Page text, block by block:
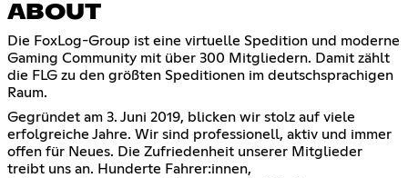
ABOUT
Die FoxLog-Group ist eine virtuelle Spedition und moderne
Gaming Community mit über 300 Mitgliedern. Damit zählt
die FLG zu den größten Speditionen im deutschsprachigen
Raum.
Gegründet am 3. Juni 2019, blicken wir stolz auf viele
erfolgreiche Jahre. Wir sind professionell, aktiv und immer
offen für Neues. Die Zufriedenheit unserer Mitglieder
treibt uns an. Hunderte Fahrer:innen,